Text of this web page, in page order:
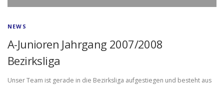
NEWS
A-Junioren Jahrgang 2007/2008
Bezirksliga
Unser Team ist gerade in die Bezirksliga aufgestiegen und besteht aus